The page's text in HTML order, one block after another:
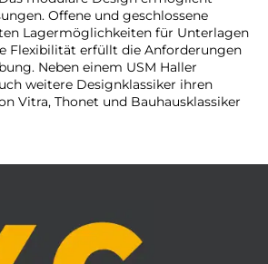
Offene und geschlossene
Lagermöglichkeiten für Unterlagen
Flexibilität erfüllt die Anforderungen
Neben einem USM Haller
weitere Designklassiker ihren
Vitra, Thonet und Bauhausklassiker